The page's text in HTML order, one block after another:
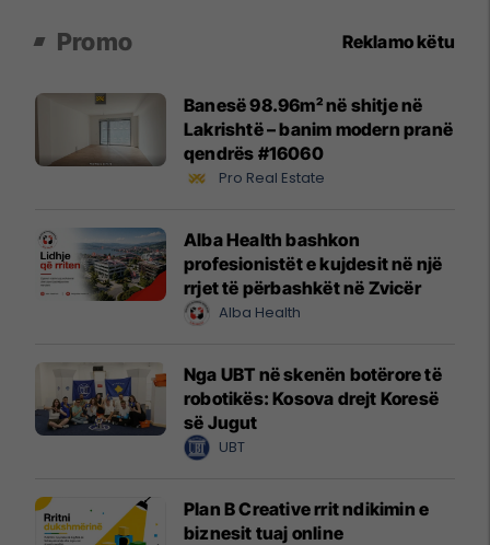
Promo Reklamo këtu
Banesë 98.96m² në shitje në
Lakrishtë – banim modern pranë
qendrës #16060
Pro Real Estate
Alba Health bashkon
profesionistët e kujdesit në një
rrjet të përbashkët në Zvicër
Alba Health
Nga UBT në skenën botërore të
robotikës: Kosova drejt Koresë
së Jugut
UBT
Plan B Creative rrit ndikimin e
biznesit tuaj online